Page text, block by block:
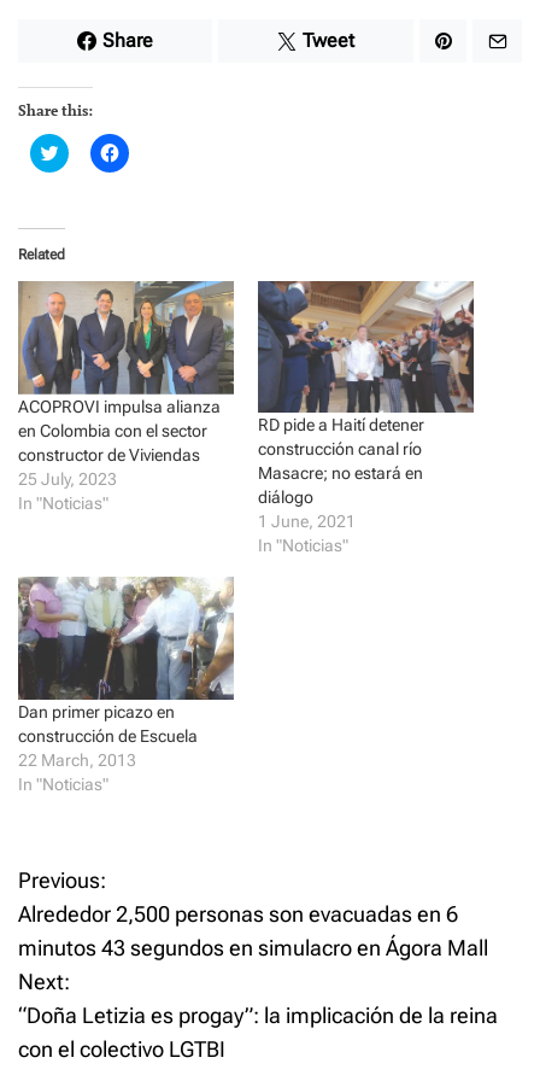
Share Tweet
Share this:
C
l
t
o
s
a
r
e
o
n
w
i
t
t
e
r
(
O
p
n
n
e
w
w
n
d
o
w
)
C
l
r
e
o
n
F
c
e
b
o
o
s
i
n
n
e
w
n
d
o
w
)
Related
ACOPROVI impulsa alianza
en Colombia con el sector
constructor de Viviendas
25 July, 2023
In "Noticias"
RD pide a Haití detener
construcción canal río
Masacre; no estará en
diálogo
1 June, 2021
In "Noticias"
Dan primer picazo en
construcción de Escuela
22 March, 2013
In "Noticias"
P
o
s
t
Previous:
Alrededor 2,500 personas son evacuadas en 6
minutos 43 segundos en simulacro en Ágora Mall
Next:
“Doña Letizia es progay”: la implicación de la reina
con el colectivo LGTBI